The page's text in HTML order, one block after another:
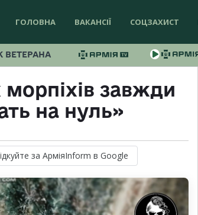
ГОЛОВНА ВАКАНСІЇ СОЦЗАХИСТ
ВЕТЕРАНА
завжди
на нуль»
за АрміяInform в Google